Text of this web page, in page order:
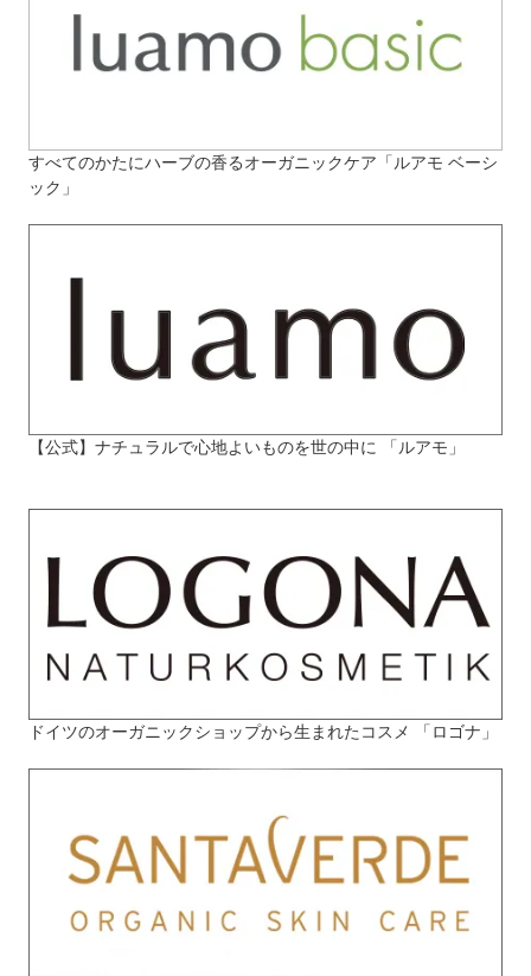
すべてのかたにハーブの香るオーガニックケア「ルアモ ベーシ
ック」
【公式】ナチュラルで心地よいものを世の中に 「ルアモ」
ドイツのオーガニックショップから生まれたコスメ 「ロゴナ」